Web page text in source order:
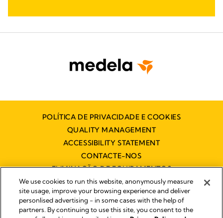
POLÍTICA DE PRIVACIDADE E COOKIES
QUALITY MANAGEMENT
ACCESSIBILITY STATEMENT
CONTACTE-NOS
ELIMINAÇÃO DE EQUIPAMENTOS
ELÉCTRICOS E ELECTRÓNICOS
Impressum
We use cookies to run this website, anonymously measure
site usage, improve your browsing experience and deliver
personlised advertising - in some cases with the help of
partners. By continuing to use this site, you consent to the